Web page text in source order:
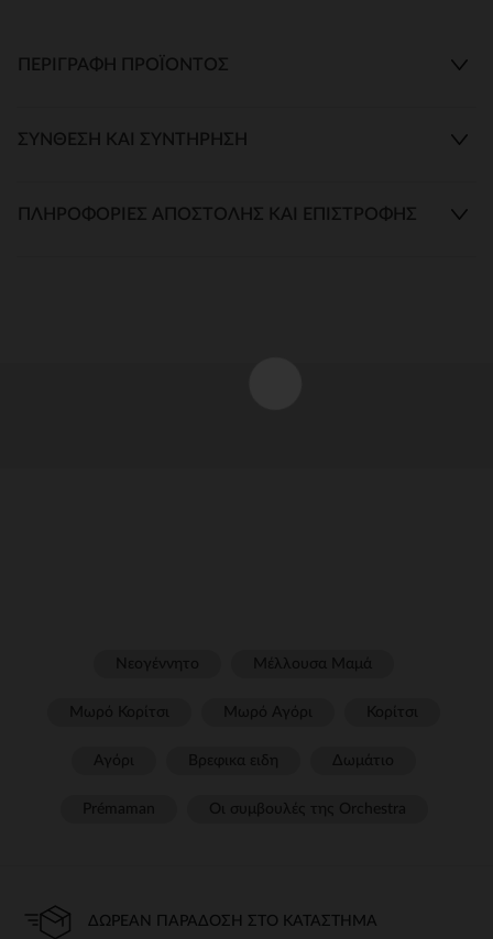
ΠΕΡΙΓΡΑΦΉ ΠΡΟΪΌΝΤΟΣ
ΣΎΝΘΕΣΗ ΚΑΙ ΣΥΝΤΉΡΗΣΗ
ΠΛΗΡΟΦΟΡΊΕΣ ΑΠΟΣΤΟΛΉΣ ΚΑΙ ΕΠΙΣΤΡΟΦΉΣ
ΔΩΡΕΆΝ ΠΑΡΆΔΟΣΗ ΣΤΟ ΚΑΤΆΣΤΗΜΑ